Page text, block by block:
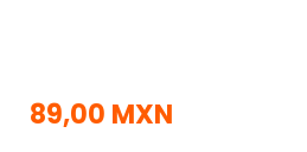
89,00 MXN